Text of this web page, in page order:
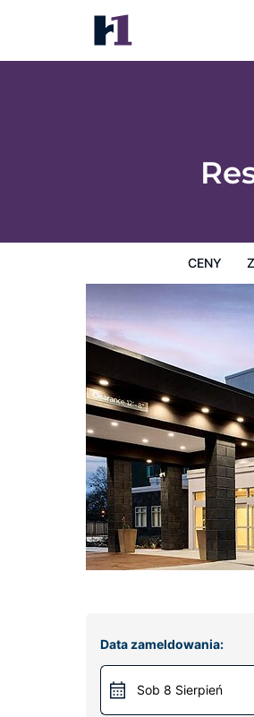
CENY
Residence Inn by
Ceny Zdjęcia
Data zameldowania:
Sob 8 Sierpień